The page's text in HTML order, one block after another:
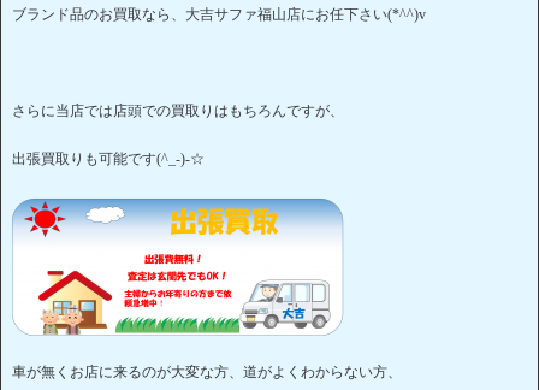
ブランド品のお買取なら、大吉サファ福山店にお任下さい(*^^)v
さらに当店では店頭での買取りはもちろんですが、
出張買取りも可能です(^_-)-☆
車が無くお店に来るのが大変な方、道がよくわからない方、